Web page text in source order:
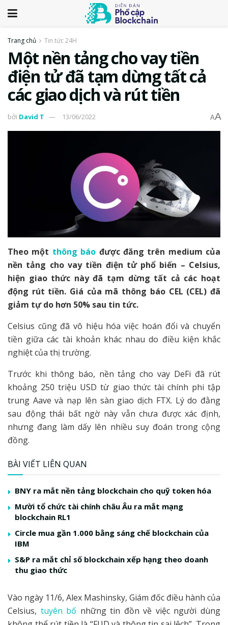
Trang chủ Tin tức 24H
Một nền tảng cho vay tiền
điện tử đã tạm dừng tất cả
các giao dịch và rút tiền
bởi David T 13/06/2022 AA
Theo một thông báo được đăng trên medium của
nền tảng cho vay tiền điện tử phổ biến – Celsius,
hiện giao thức này đã tạm dừng tất cả các hoạt
động rút tiền. Giá của mã thông báo CEL (CEL) đã
giảm tự do hơn 50% sau tin tức.
Celsius cũng đã vô hiệu hóa việc hoán đổi và chuyển
tiền giữa các tài khoản khác nhau do điều kiện khắc
nghiệt của thị trường.
Trước khi thông báo, nền tảng cho vay DeFi đã rút
khoảng 250 triệu USD từ giao thức tài chính phi tập
trung Aave và nạp lên sàn giao dịch FTX. Lý do đằng
sau động thái bất ngờ này vẫn chưa được xác định,
nhưng đang làm dấy lên nhiều suy đoán trong cộng
đồng.
BÀI VIẾT LIÊN QUAN
BNY ra mắt nền tảng blockchain cho quỹ token hóa
Mười tổ chức tài chính châu Âu ra mắt mạng
blockchain RL1
Circle mua gần 1.000 bằng sáng chế blockchain của
IBM
S&P ra mắt chỉ số blockchain xếp hạng theo doanh
thu giao thức
Vào ngày 11/6, Alex Mashinsky, Giám đốc điều hành của
Celsius, tuyên bố những tin đồn về việc người dùng